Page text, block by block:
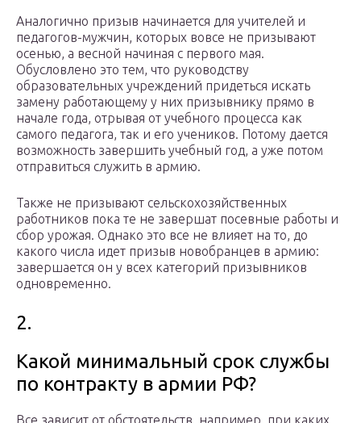
Аналогично призыв начинается для учителей и
педагогов-мужчин, которых вовсе не призывают
осенью, а весной начиная с первого мая.
Обусловлено это тем, что руководству
образовательных учреждений придеться искать
замену работающему у них призывнику прямо в
начале года, отрывая от учебного процесса как
самого педагога, так и его учеников. Потому дается
возможность завершить учебный год, а уже потом
отправиться служить в армию.
Также не призывают сельскохозяйственных
работников пока те не завершат посевные работы и
сбор урожая. Однако это все не влияет на то, до
какого числа идет призыв новобранцев в армию:
завершается он у всех категорий призывников
одновременно.
2.
Какой минимальный срок службы
по контракту в армии РФ?
Все зависит от обстоятельств..например. при каких